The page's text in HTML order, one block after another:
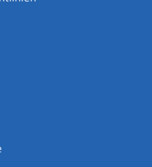
Servicedienstleister
registrieren
Haus- und
Heimerzieher,
mit ausländischer
zur Führung der